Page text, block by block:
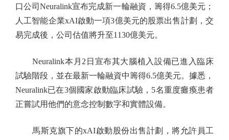
口公司Neuralink宣布完成新一輪融資，籌得6.5億美元；
人工智能企業xAI啟動一項3億美元的股票出售計劃，交
易完成後，公司估值將升至1130億美元。
Neuralink本月2日宣布其大腦植入設備已進入臨床
試驗階段，並在最新一輪融資中籌得6.5億美元。據悉，
Neuralink已在3個國家啟動臨床試驗，5名重度癱瘓患者
正嘗試用他們的意念控制數字和實體設備。
馬斯克旗下的xAI啟動股份出售計劃，將允許員工